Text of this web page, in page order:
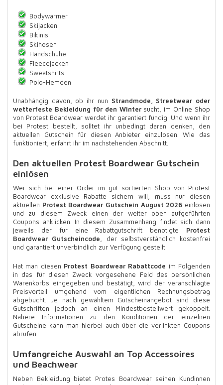
Bodywarmer
Skijacken
Bikinis
Skihosen
Handschuhe
Fleecejacken
Sweatshirts
Polo-Hemden
Unabhängig davon, ob ihr nun Strandmode, Streetwear oder
wetterfeste Bekleidung für den Wintersucht, im Online Shop
von Protest Boardwear werdet ihr garantiert fündig. Und wenn ihr
bei Protest bestellt, solltet ihr unbedingt daran denken, den
aktuellen Gutschein für diesen Anbieter einzulösen. Wie das
funktioniert, erfahrt ihr im nachstehenden Abschnitt.
Den aktuellen Protest Boardwear Gutschein
einlösen
Wer sich bei einer Order im gut sortierten Shop von Protest
Boardwear exklusive Rabatte sichern will, muss nur diesen
aktuellen Protest Boardwear Gutschein August 2026 einlösen
und zu diesem Zweck einen der weiter oben aufgeführten
Coupons anklicken. In diesem Zusammenhang findet sich dann
jeweils der für eine Rabattgutschrift benötigte Protest
Boardwear Gutscheincode , der selbstverständlich kostenfrei
und garantiert unverbindlich zur Verfügung gestellt.
Hat man diesen Protest Boardwear Rabattcode im Folgenden
in das für diesen Zweck vorgesehene Feld des persönlichen
Warenkorbs eingegeben und bestätigt, wird der veranschlagte
Preisvorteil umgehend vom eigentlichen Rechnungsbetrag
abgebucht. Je nach gewähltem Gutscheinangebot sind diese
Gutschriften jedoch an einen Mindestbestellwert gekoppelt.
Nähere Informationen zu den Konditionen der einzelnen
Gutscheine kann man hierbei auch über die verlinkten Coupons
abrufen.
Umfangreiche Auswahl an Top Accessoires
und Beachwear
Neben Bekleidung bietet Protes Boardwear seinen Kundinnen